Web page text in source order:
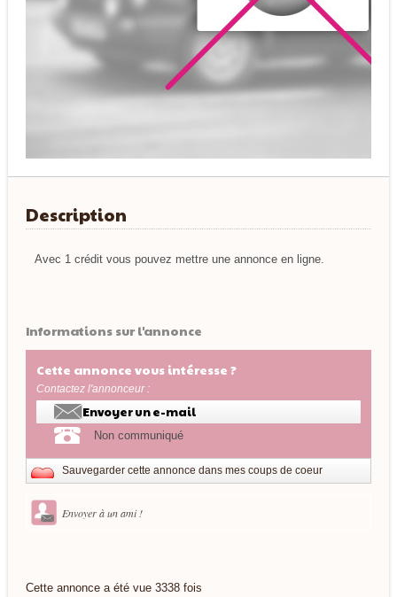
Description
Avec 1 crédit vous pouvez mettre une annonce en ligne.
Informations sur l'annonce
Cette annonce vous intéresse ?
Contactez l'annonceur :
Envoyer un e-mail
Non communiqué
Sauvegarder cette annonce dans mes coups de coeur
Envoyer à un ami !
Cette annonce a été vue 3338 fois